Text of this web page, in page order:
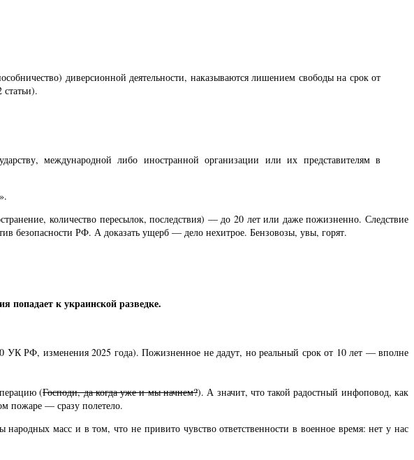
диверсионной деятельности, наказываются лишением свободы на срок от
международной либо иностранной организации или их представителям в
количество пересылок, последствия) — до 20 лет или даже пожизненно. Следствие
безопасности РФ. А доказать ущерб — дело нехитрое. Бензовозы, увы, горят.
к украинской разведке.
УК РФ, изменения 2025 года). Пожизненное не дадут, но реальный срок от 10 лет — вполне
(Господи, да когда уже и мы начнем?). А значит, что такой радостный инфоповод, как
пожаре — сразу полетело.
масс и в том, что не привито чувство ответственности в военное время: нет у нас